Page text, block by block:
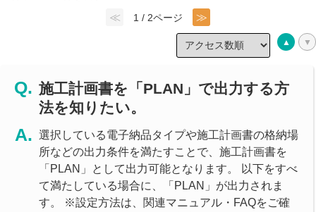
≪ 1 / 2ページ ≫
施工計画書を「PLAN」で出力する方
法を知りたい。
選択している電子納品タイプや施工計画書の格納場
所などの出力条件を満たすことで、施工計画書を
「PLAN」として出力可能となります。 以下をすべ
て満たしている場合に、「PLAN」が出力されま
す。 ※設定方法は、関連マニュアル・FAQをご確